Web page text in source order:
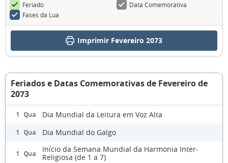
Feriado
Data Comemorativa
Fases da Lua
Imprimir Fevereiro 2073
Feriados e Datas Comemorativas de Fevereiro de
2073
1 Qua Dia Mundial da Leitura em Voz Alta
1 Qua Dia Mundial do Galgo
1 Qua
Início da Semana Mundial da Harmonia Inter-
Religiosa (de 1 a 7)